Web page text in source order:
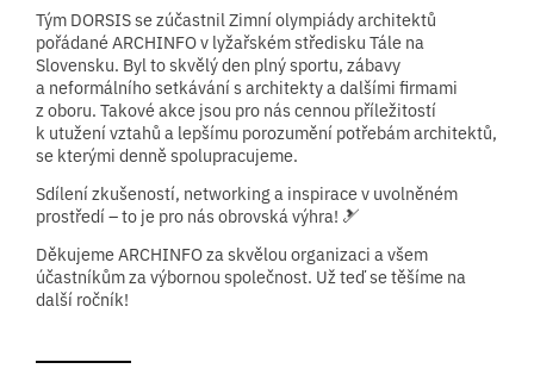
Tým DORSIS se zúčastnil Zimní olympiády architektů
pořádané ARCHINFO v lyžařském středisku Tále na
Slovensku. Byl to skvělý den plný sportu, zábavy
a neformálního setkávání s architekty a dalšími firmami
z oboru. Takové akce jsou pro nás cennou příležitostí
k utužení vztahů a lepšímu porozumění potřebám architektů,
se kterými denně spolupracujeme.
Sdílení zkušeností, networking a inspirace v uvolněném
prostředí – to je pro nás obrovská výhra! 🎿
Děkujeme ARCHINFO za skvělou organizaci a všem
účastníkům za výbornou společnost. Už teď se těšíme na
další ročník!